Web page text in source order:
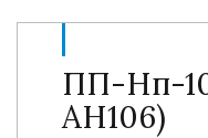
ПП-Нп-
АН106)